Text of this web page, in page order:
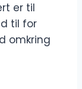
er til
til for
omkring